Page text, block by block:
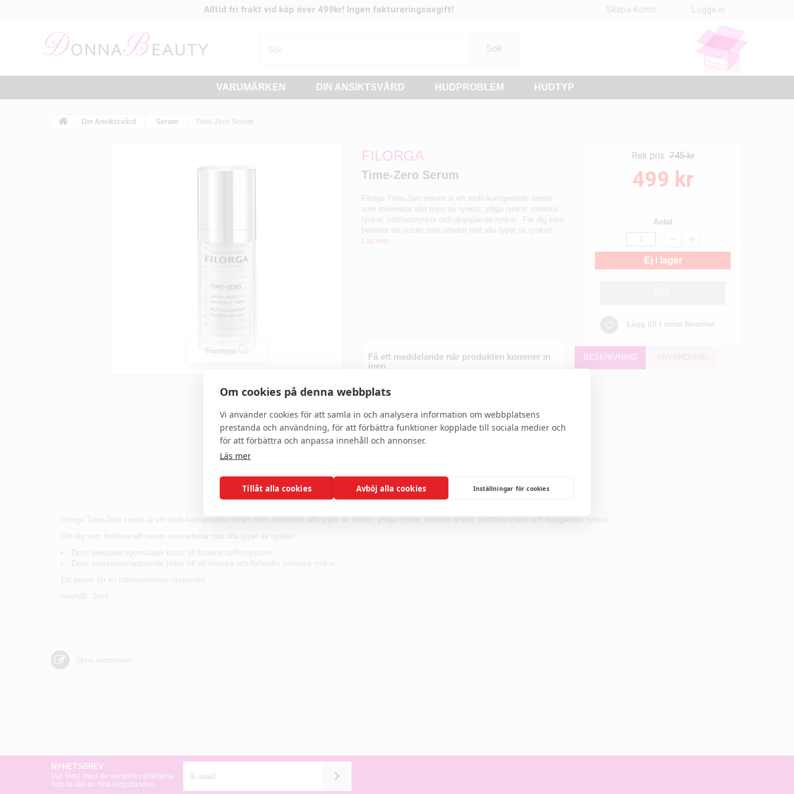
Logga in
Skapa Konto
Alltid fri frakt vid köp över 499kr! Ingen faktureringsavgift!
Sök
VARUMÄRKEN DIN ANSIKTSVÅRD HUDPROBLEM HUDTYP
Din Ansiktsvård Serum Time-Zero Serum
Förstora
FILORGA
Time-Zero Serum
Filorga Time-Zero serum är ett multi-korrigerande serum
som minimerar alla typer av rynkor; ytliga rynkor, miniska
rynkor, trötthetsrynkor och djupgående rynkor. För dig som
behöver ett serum som arbetar mot alla typer av rynkor! ...
Läs mer
Få ett meddelande när produkten kommer in
igen
Rek pris:745 kr
499 kr
Antal
Ej i lager
Lägg till i mina favoriter
BESKRIVNING
Filorga Time-Zero serum är ett multi-korrigerande serum som minimerar alla typer av rynkor; ytliga rynkor, miniska rynkor, trötthetsrynkor och djupgående rynkor.
För dig som behöver ett serum som arbetar mot alla typer av rynkor!
Dess peelande egenskaper bidrar till hudens cellförnyelsen.
Dess muskelavslappnande bidrar till att minska och förhindra mimiska rynkor.
Ett serum för en hälsosammare utseende!
Innehåll: 30ml
Skriv recension
NYHETSBREV
Var först med de senaste nyheterna
och ta del av fina erbjudanden.
Om cookies på denna webbplats
Vi använder cookies för att samla in och analysera information om webbplatsens
prestanda och användning, för att förbättra funktioner kopplade till sociala medier och
för att förbättra och anpassa innehåll och annonser.
Läs mer
Tillåt alla cookies Avböj alla cookies Inställningar för cookies